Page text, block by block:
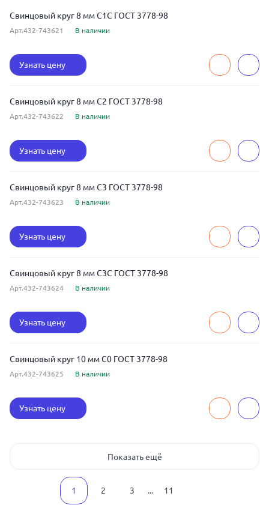
Свинцовый круг 8 мм С1С ГОСТ 3778-98
Арт.432-743621 В наличии
Узнать цену
Свинцовый круг 8 мм С2 ГОСТ 3778-98
Арт.432-743622 В наличии
Узнать цену
Свинцовый круг 8 мм С3 ГОСТ 3778-98
Арт.432-743623 В наличии
Узнать цену
Свинцовый круг 8 мм С3С ГОСТ 3778-98
Арт.432-743624 В наличии
Узнать цену
Свинцовый круг 10 мм С0 ГОСТ 3778-98
Арт.432-743625 В наличии
Узнать цену
Показать ещё
1 2 3 ... 11